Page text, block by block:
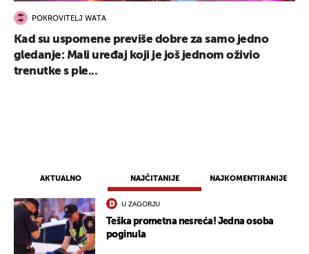
AKTUALNO NAJČITANIJE NAJKOMENTIRANIJE
U ZAGORJU
Teška prometna nesreća! Jedna osoba
poginula
POKROVITELJ WATA
Kad su uspomene previše dobre za samo jedno
gledanje: Mali uređaj koji je još jednom oživio
trenutke s ple...